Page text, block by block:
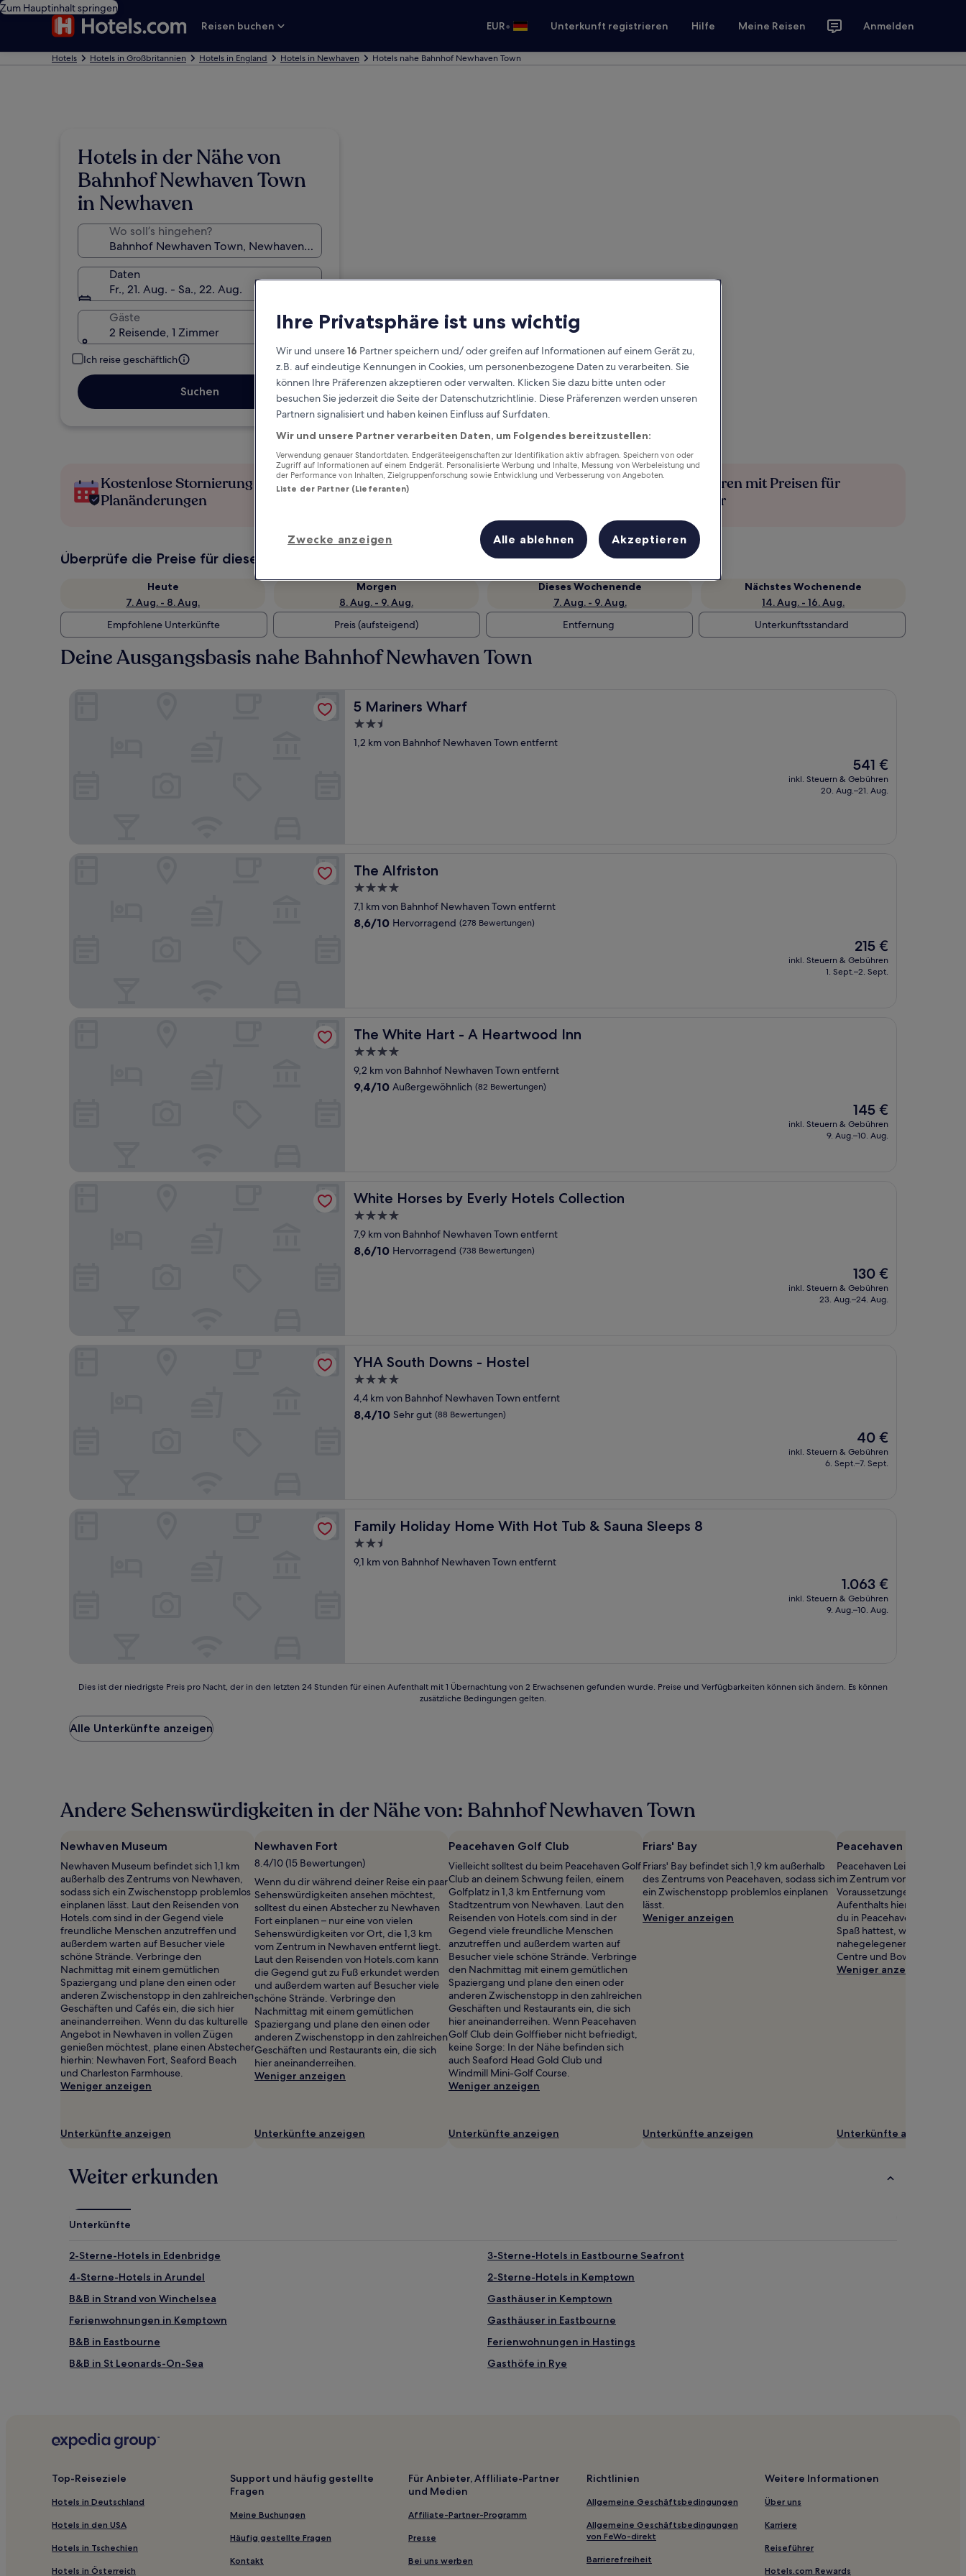
Zum Hauptinhalt springen
Reisen buchen
EUR• Unterkunft registrieren Hilfe Meine Reisen Anmelden
Hotels Hotels in Großbritannien Hotels in England Hotels in Newhaven Hotels nahe Bahnhof Newhaven Town
Hotels in der Nähe von
Bahnhof Newhaven Town
in Newhaven
Wo soll’s hingehen?
Daten
Fr., 21. Aug. - Sa., 22. Aug.
Gäste
2 Reisende, 1 Zimmer
Ich reise geschäftlich
Suchen
Kostenlose Stornierung bei
Planänderungen
Verdiene Prämien für jede
Mehr sparen mit Preisen für
Mitglieder
Überprüfe die Preise für diese Daten
Heute
7. Aug. - 8. Aug.
Morgen
8. Aug. - 9. Aug.
Dieses Wochenende
7. Aug. - 9. Aug.
Nächstes Wochenende
14. Aug. - 16. Aug.
Empfohlene Unterkünfte
Preis (aufsteigend) Entfernung Unterkunftsstandard
Deine Ausgangsbasis nahe Bahnhof Newhaven Town
5 Mariners Wharf
5 Mariners Wharf
2.5-
Sterne-
1,2 km von Bahnhof Newhaven Town entfernt
Der
Preis
beträgt
541 €
inkl. Steuern & Gebühren
20. Aug.–21. Aug.
The Alfriston
The Alfriston
4.0-
Sterne-
Unterkunft
7,1 km von Bahnhof Newhaven Town entfernt
8.6
8,6/10 Hervorragend (278 Bewertungen)
Der
Preis
beträgt
215 €
inkl. Steuern & Gebühren
1. Sept.–2. Sept.
The White Hart - A Heartwood Inn
The White Hart - A Heartwood Inn
4.0-
Sterne-
Unterkunft
9,2 km von Bahnhof Newhaven Town entfernt
9.4
9,4/10 Außergewöhnlich (82 Bewertungen)
Der
Preis
beträgt
145 €
inkl. Steuern & Gebühren
9. Aug.–10. Aug.
White Horses by Everly Hotels Collection
White Horses by Everly Hotels Collection
4.0-
Sterne-
Unterkunft
7,9 km von Bahnhof Newhaven Town entfernt
8.6
8,6/10 Hervorragend (738 Bewertungen)
Der
Preis
beträgt
130 €
inkl. Steuern & Gebühren
23. Aug.–24. Aug.
YHA South Downs - Hostel
YHA South Downs - Hostel
4.0-
Sterne-
Unterkunft
4,4 km von Bahnhof Newhaven Town entfernt
8.4
8,4/10 Sehr gut (88 Bewertungen)
Der
Preis
beträgt
40 €
inkl. Steuern & Gebühren
6. Sept.–7. Sept.
Family Holiday Home With Hot Tub & Sauna Sleeps 8
Family Holiday Home With Hot Tub & Sauna Sleeps 8
2.5-
Sterne-
9,1 km von Bahnhof Newhaven Town entfernt
Der
Preis
beträgt
1.063 €
inkl. Steuern & Gebühren
9. Aug.–10. Aug.
Family Holiday Home With Hot Tub & Sauna Sleeps 8
Dies
der
niedrigste
Preis
den
letzten
für
Aufenthalt
mit
1 Übernachtung
von
2 Erwachsenen
gefunden
wurde.
Preise
und
Verfügbarkeiten
können
sich
ändern.
Es
können
zusätzliche
Bedingungen
gelten.
Dies ist der niedrigste Preis pro Nacht, der in den letzten 24 Stunden für einen Aufenthalt mit 1 Übernachtung von 2 Erwachsenen gefunden wurde. Preise und Verfügbarkeiten können sich ändern. Es können
zusätzliche Bedingungen gelten.
Alle Unterkünfte anzeigen
Andere Sehenswürdigkeiten in der Nähe von: Bahnhof Newhaven Town
Newhaven Museum
Newhaven Museum befindet sich 1,1 km
außerhalb des Zentrums von Newhaven,
sodass sich ein Zwischenstopp problemlos
einplanen lässt. Laut den Reisenden von
Hotels.com sind in der Gegend viele
freundliche Menschen anzutreffen und
außerdem warten auf Besucher viele
schöne Strände. Verbringe den
Nachmittag mit einem gemütlichen
Spaziergang und plane den einen oder
anderen Zwischenstopp in den zahlreichen
Geschäften und Cafés ein, die sich hier
aneinanderreihen. Wenn du das kulturelle
Angebot in Newhaven in vollen Zügen
genießen möchtest, plane einen Abstecher
hierhin: Newhaven Fort, Seaford Beach
und Charleston Farmhouse.
Weniger anzeigen
Unterkünfte anzeigen
Newhaven Fort
8.4/10 (15 Bewertungen)
Wenn du dir während deiner Reise ein paar
Sehenswürdigkeiten ansehen möchtest,
solltest du einen Abstecher zu Newhaven
Fort einplanen – nur eine von vielen
Sehenswürdigkeiten vor Ort, die 1,3 km
vom Zentrum in Newhaven entfernt liegt.
Laut den Reisenden von Hotels.com kann
die Gegend gut zu Fuß erkundet werden
und außerdem warten auf Besucher viele
schöne Strände. Verbringe den
Nachmittag mit einem gemütlichen
Spaziergang und plane den einen oder
anderen Zwischenstopp in den zahlreichen
Geschäften und Restaurants ein, die sich
hier aneinanderreihen.
Weniger anzeigen
Unterkünfte anzeigen
Peacehaven Golf Club
Vielleicht solltest du beim Peacehaven Golf
Club an deinem Schwung feilen, einem
Golfplatz in 1,3 km Entfernung vom
Stadtzentrum von Newhaven. Laut den
Reisenden von Hotels.com sind in der
Gegend viele freundliche Menschen
anzutreffen und außerdem warten auf
Besucher viele schöne Strände. Verbringe
den Nachmittag mit einem gemütlichen
Spaziergang und plane den einen oder
anderen Zwischenstopp in den zahlreichen
Geschäften und Restaurants ein, die sich
hier aneinanderreihen. Wenn Peacehaven
Golf Club dein Golffieber nicht befriedigt,
keine Sorge: In der Nähe befinden sich
auch Seaford Head Gold Club und
Windmill Mini-Golf Course.
Weniger anzeigen
Unterkünfte anzeigen
Friars' Bay
Friars' Bay befindet sich 1,9 km außerhalb
des Zentrums von Peacehaven, sodass sich
ein Zwischenstopp problemlos einplanen
lässt.
Weniger anzeigen
Unterkünfte anzeigen
Peacehaven Leisure
Peacehaven Leisure Centre
im Zentrum von
Voraussetzungen also, um
Aufenthalts hier
du in Peacehaven Leisure
Spaß hattest, werden dich
nahegelegenen
Centre und Bowlplex
Weniger anzeigen
Unterkünfte anzeigen
Weiter erkunden
Unterkünfte
2-Sterne-Hotels in Edenbridge
3-Sterne-Hotels in Eastbourne Seafront
4-Sterne-Hotels in Arundel
2-Sterne-Hotels in Kemptown
B&B in Strand von Winchelsea
Gasthäuser in Kemptown
Ferienwohnungen in Kemptown
Gasthäuser in Eastbourne
B&B in Eastbourne
Ferienwohnungen in Hastings
B&B in St Leonards-On-Sea
Gasthöfe in Rye
B&B in Eastbourne Seafront
Hotels mit inbegriffenem Frühstück in Rye
Familien in Rye
Haustierfreundliche in Tonbridge
Hotels mit Parkplatz in Tenterden
Familien in Royal Tunbridge Wells
Top-Reiseziele
Hotels in Deutschland
Hotels in den USA
Hotels in Tschechien
Hotels in Österreich
Support und häufig gestellte
Fragen
Meine Buchungen
Häufig gestellte Fragen
Kontakt
Für Anbieter, Affliliate-Partner
und Medien
Affiliate-Partner-Programm
Presse
Bei uns werben
Richtlinien
Allgemeine Geschäftsbedingungen
Allgemeine Geschäftsbedingungen
von FeWo-direkt
Barrierefreiheit
Weitere Informationen
Über uns
Karriere
Reiseführer
Hotels.com Rewards
Ihre Privatsphäre ist uns wichtig
Wir und unsere16 Partner speichern und/ oder greifen auf Informationen auf einem Gerät zu,
z.B. auf eindeutige Kennungen in Cookies, um personenbezogene Daten zu verarbeiten. Sie
können Ihre Präferenzen akzeptieren oder verwalten. Klicken Sie dazu bitte unten oder
besuchen Sie jederzeit die Seite der Datenschutzrichtlinie. Diese Präferenzen werden unseren
Partnern signalisiert und haben keinen Einfluss auf Surfdaten.
Wir und unsere Partner verarbeiten Daten, um Folgendes bereitzustellen:
Verwendung genauer Standortdaten. Endgeräteeigenschaften zur Identifikation aktiv abfragen. Speichern von oder
Zugriff auf Informationen auf einem Endgerät. Personalisierte Werbung und Inhalte, Messung von Werbeleistung und
der Performance von Inhalten, Zielgruppenforschung sowie Entwicklung und Verbesserung von Angeboten.
Liste der Partner (Lieferanten)
Zwecke anzeigen Alle ablehnen Akzeptieren